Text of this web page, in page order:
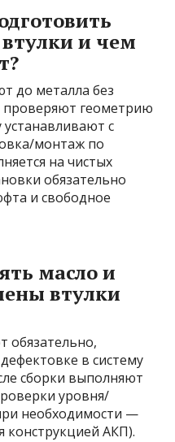
и чем
до металла без
проверяют геометрию
устанавливают с
монтаж по
на чистых
обязательно
и свободное
масло и
втулки
обязательно,
в систему
сборки выполняют
уровня/
необходимости —
конструкцией АКП).